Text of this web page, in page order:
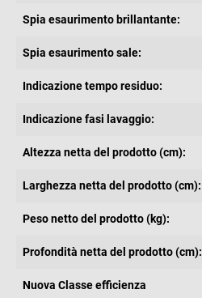
Spia esaurimento brillantante:
Spia esaurimento sale:
Indicazione tempo residuo:
Indicazione fasi lavaggio:
Altezza netta del prodotto (cm):
Larghezza netta del prodotto (cm):
Peso netto del prodotto (kg):
Profondità netta del prodotto (cm):
Nuova Classe efficienza